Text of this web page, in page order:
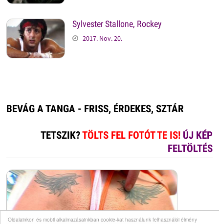
Oldalainkon és mobil alkalmazásainkban cookie-kat használunk felhasználói élmény
Sylvester Stallone, Rockey
2017. Nov. 20.
BEVÁG A TANGA - FRISS, ÉRDEKES, SZTÁR
TETSZIK?TÖLTS FEL FOTÓT TE IS! ÚJ KÉP
FELTÖLTÉS